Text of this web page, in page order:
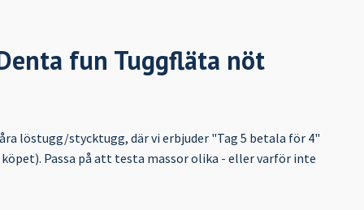
fun Tuggfläta nöt
löstugg/stycktugg, där vi erbjuder "Tag 5 betala för 4"
Passa på att testa massor olika - eller varför inte